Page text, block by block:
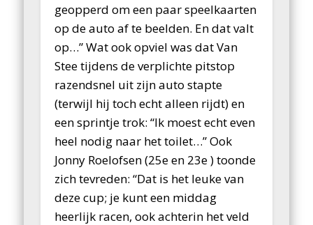
geopperd om een paar speelkaarten
op de auto af te beelden. En dat valt
op…” Wat ook opviel was dat Van
Stee tijdens de verplichte pitstop
razendsnel uit zijn auto stapte
(terwijl hij toch echt alleen rijdt) en
een sprintje trok: “Ik moest echt even
heel nodig naar het toilet…” Ook
Jonny Roelofsen (25e en 23e ) toonde
zich tevreden: “Dat is het leuke van
deze cup; je kunt een middag
heerlijk racen, ook achterin het veld